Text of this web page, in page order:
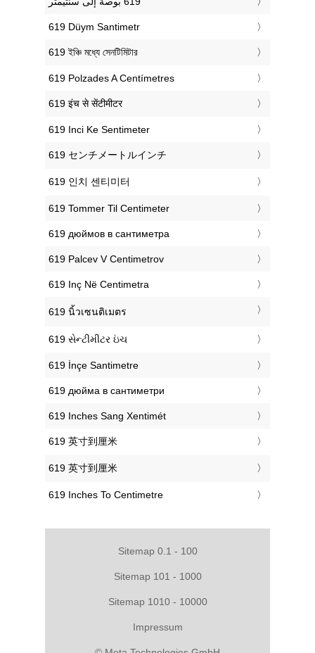
‎619 Düym Santimetr
‎619 ইঞ্চি মধ্যে সেনটিমিটার
‎619 Polzades A Centímetres
‎619 इंच से सेंटीमीटर
‎619 Inci Ke Sentimeter
‎619 センチメートルインチ
‎619 인치 센티미터
‎619 Tommer Til Centimeter
‎619 дюймов в сантиметра
‎619 Palcev V Centimetrov
‎619 Inç Në Centimetra
‎619 นิ้วเซนติเมตร
‎619 સેન્ટીમીટર ઇંચ
‎619 İnçe Santimetre
‎619 дюйма в сантиметри
‎619 Inches Sang Xentimét
‎619 英寸到厘米
‎619 英寸到厘米
‎619 Inches To Centimetre
Sitemap 0.1 - 100
Sitemap 101 - 1000
Sitemap 1010 - 10000
Impressum